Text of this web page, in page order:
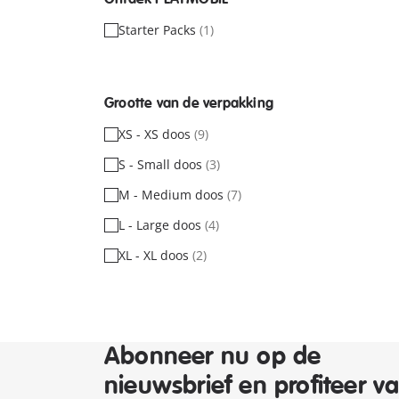
Starter Packs (1)
Grootte van de verpakking
XS - XS doos (9)
S - Small doos (3)
M - Medium doos (7)
L - Large doos (4)
XL - XL doos (2)
Abonneer nu op de
nieuwsbrief en profiteer